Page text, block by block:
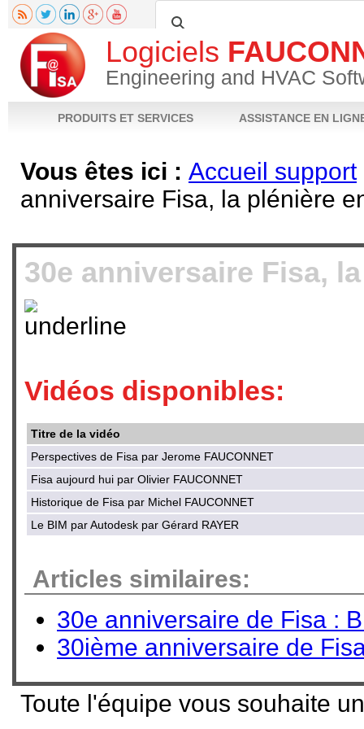
Logiciels
Engineering and HVAC
PRODUITS ET SERVICES ASSISTANCE EN
Vous êtes ici : Accueil support
anniversaire Fisa, la plénière
30e anniversaire Fisa,
Vidéos disponibles:
Titre de la vidéo
Perspectives de Fisa par Jerome FAUCONNET
Fisa aujourd hui par Olivier FAUCONNET
Historique de Fisa par Michel FAUCONNET
Le BIM par Autodesk par Gérard RAYER
Articles similaires:
30e anniversaire de Fisa :
30ième anniversaire de
Toute l'équipe vous souhaite